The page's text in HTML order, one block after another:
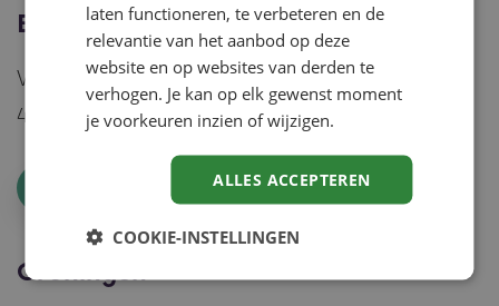
Breda
Verlengde Poolseweg 6-46
4818 CL Breda
Groningen
laten functioneren, te verbeteren en de
relevantie van het aanbod op deze
website en op websites van derden te
verhogen. Je kan op elk gewenst moment
je voorkeuren inzien of wijzigen.
ALLES ACCEPTEREN
COOKIE-INSTELLINGEN